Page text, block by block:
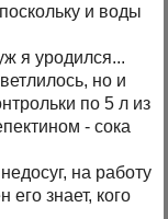
и воды
я уродился...
но и
по 5 л из
- сока
на работу
знает, кого